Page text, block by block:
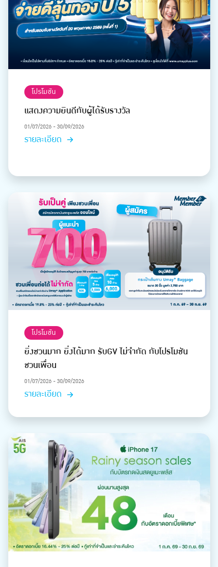
โปรโมชัน
แสดงความยินดีกับผู้ได้รับรางวัล
01/07/2026 - 30/09/2026
รายละเอียด
โปรโมชัน
ยิ่งชวนมาก ยิ่งได้มาก รับGV ไม่จำกัด กับโปรโมชัน
ชวนเพื่อน
01/07/2026 - 30/09/2026
รายละเอียด